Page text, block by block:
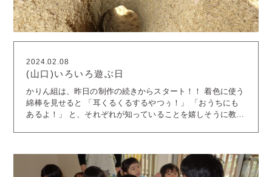
2024.02.08
(山口)いろいろ遊ぶ日
かりん組は、昨日の制作の続きからスタート！！ 着色に使う
綿棒を見せると 「耳くるくるするやつぅ！」 「おうちにも
あるよ！」 と、それぞれが知っていることを嬉しそうに教え
やフープに挑戦！！ 応援する姿もみることができました♪ 晴
天の園庭遊び。 子供たちの目もキラキラと輝いていました。